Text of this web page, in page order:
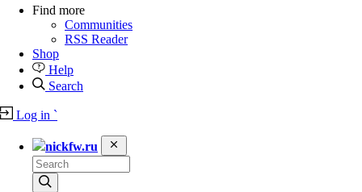
Find more
Communities
RSS Reader
Shop
Help
Search
Log in `
nickfw.ru